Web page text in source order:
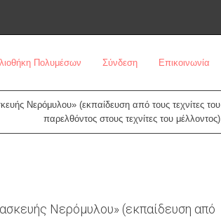
Πολυμέσων Σύνδεση Επικοινωνία
Νερόμυλου» (εκπαίδευση από τους τεχνίτες του
παρελθόντος στους τεχνίτες του μέλλοντος)
Νερόμυλου» (εκπαίδευση από